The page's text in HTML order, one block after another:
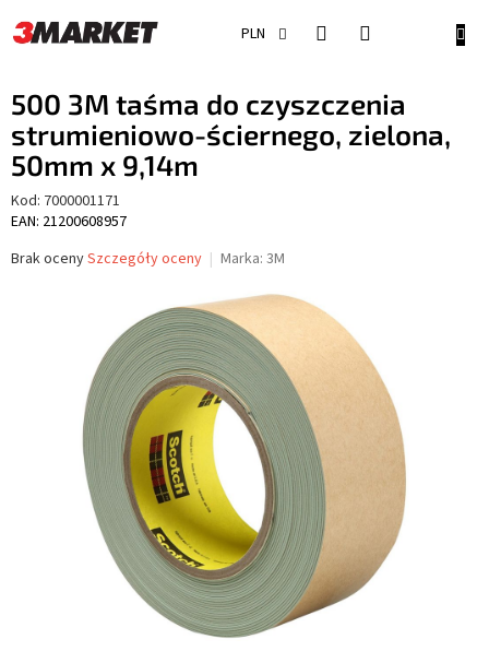
do
treści
PLN
500 3M taśma do czyszczenia
strumieniowo-ściernego, zielona,
50mm x 9,14m
Kod: 7000001171
EAN: 21200608957
Średnia
Brak ocenySzczegóły oceny Marka: 3M